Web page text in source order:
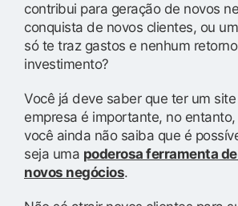
contribui para geração de novos
conquista de novos clientes, ou um
só te traz gastos e nenhum
investimento?
Você já deve saber que ter um
empresa é importante, no
você ainda não saiba que é
seja uma poderosa ferramenta
novos negócios.